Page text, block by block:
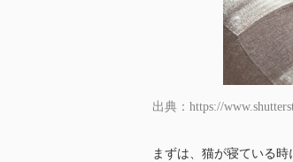
出典：https://
まずは、猫が寝ている時